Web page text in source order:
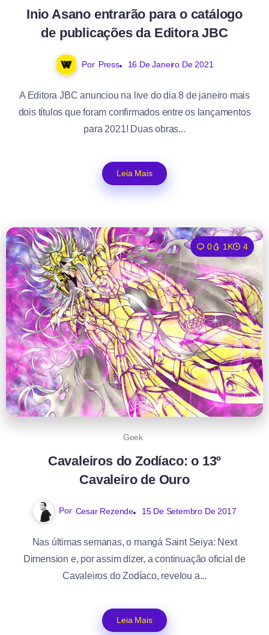
Inio Asano entrarão para o catálogo
de publicações da Editora JBC
Por Press 16 De Janeiro De 2021
A Editora JBC anunciou na live do dia 8 de janeiro mais
dois títulos que foram confirmados entre os lançamentos
para 2021! Duas obras...
Leia Mais
0 1K 4
Geek
Cavaleiros do Zodíaco: o 13º
Cavaleiro de Ouro
Por Cesar Rezende 15 De Setembro De 2017
Nas últimas semanas, o mangá Saint Seiya: Next
Dimension e, por assim dizer, a continuação oficial de
Cavaleiros do Zodíaco, revelou a...
Leia Mais